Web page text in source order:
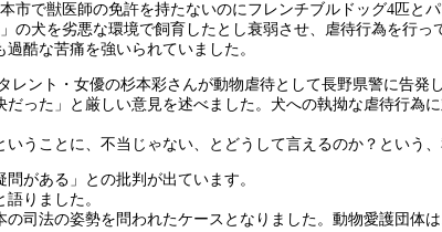
市で獣医師の免許を持たないのにフレンチブルドッグ4匹と
の犬を劣悪な環境で飼育したとし衰弱させ、虐待行為を行っ
酷な苦痛を強いられていました。
レント・女優の杉本彩さんが動物虐待として長野県警に告発し
った」と厳しい意見を述べました。犬への執拗な虐待行為
いうことに、不当じゃない、とどうして言えるのか？とい
がある」との批判が出ています。
りました。
司法の姿勢を問われたケースとなりました。動物愛護団体